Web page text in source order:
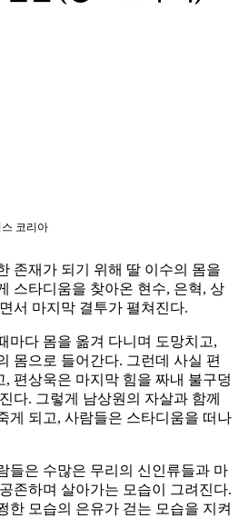
코리아
존재가 되기 위해 딸 이수의 몸을
스타디움을 찾아온 현수, 은혁, 상
서 마지막 결투가 펼쳐진다.
마다 몸을 옮겨 다니며 도망치고,
몸으로 들어간다. 그런데 사실 편
편상욱은 마지막 힘을 짜내 불구덩
다. 그렇게 남상원의 자살과 함께
게 되고, 사람들은 스타디움을 떠나
들은 수많은 무리의 신인류들과 마
존하며 살아가는 모습이 그려진다.
한 모습의 은유가 걷는 모습을 지켜